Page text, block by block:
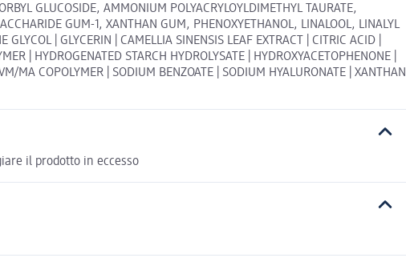
GLUCOSIDE, AMMONIUM POLYACRYLOYLDIMETHYL TAURATE,
GUM-1, XANTHAN GUM, PHENOXYETHANOL, LINALOOL, LINALYL
| GLYCERIN | CAMELLIA SINENSIS LEAF EXTRACT | CITRIC ACID |
| HYDROGENATED STARCH HYDROLYSATE | HYDROXYACETOPHENONE |
MA COPOLYMER | SODIUM BENZOATE | SODIUM HYALURONATE | XANTHAN
il prodotto in eccesso